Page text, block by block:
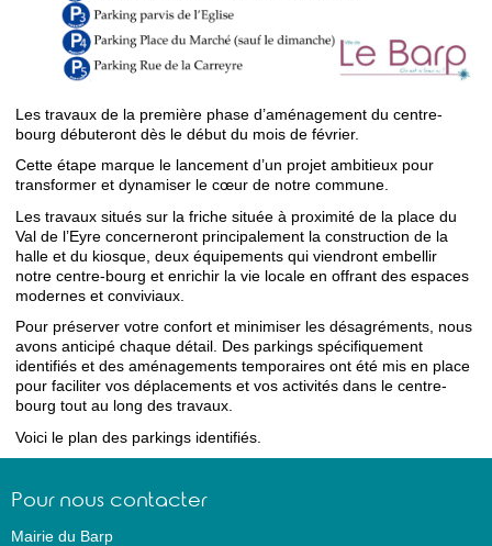
Les travaux de la première phase d’aménagement du centre-
bourg débuteront dès le début du mois de février.
Cette étape marque le lancement d’un projet ambitieux pour
transformer et dynamiser le cœur de notre commune.
Les travaux situés sur la friche située à proximité de la place du
Val de l’Eyre concerneront principalement la construction de la
halle et du kiosque, deux équipements qui viendront embellir
notre centre-bourg et enrichir la vie locale en offrant des espaces
modernes et conviviaux.
Pour préserver votre confort et minimiser les désagréments, nous
avons anticipé chaque détail. Des parkings spécifiquement
identifiés et des aménagements temporaires ont été mis en place
pour faciliter vos déplacements et vos activités dans le centre-
bourg tout au long des travaux.
Voici le plan des parkings identifiés.
Pour nous contacter
Mairie du Barp